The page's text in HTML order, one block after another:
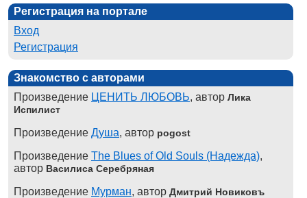
Регистрация на портале
Вход
Регистрация
Знакомство с авторами
Произведение ЦЕНИТЬ ЛЮБОВЬ, автор Лика
Испилист
Произведение Душа, автор pogost
Произведение The Blues of Old Souls (Надежда),
автор Василиса Серебряная
Произведение Мурман, автор Дмитрий Новиковъ